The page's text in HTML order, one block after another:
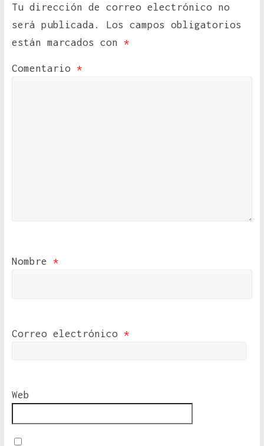
Tu dirección de correo electrónico no
será publicada.
Los campos obligatorios
están marcados con *
Comentario *
Nombre *
Correo electrónico *
Web